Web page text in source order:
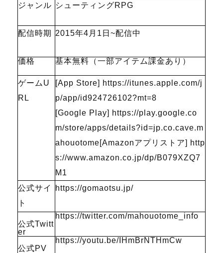
ジャンル シューティングRPG
配信時期 2015年4月1日~配信中
価格 基本無料（一部アイテム課金あり）
ゲームU
RL
[App Store] https://itunes.apple.com/j
p/app/id924726102?mt=8
[Google Play] https://play.google.co
m/store/apps/details?id=jp.co.cave.m
ahouotome[Amazonアプリストア] http
s://www.amazon.co.jp/dp/B079XZQ7
M1
公式サイ
ト
https://gomaotsu.jp/
公式Twitt
er
https://twitter.com/mahouotome_info
公式PV
https://youtu.be/IHmBrNTHmCw